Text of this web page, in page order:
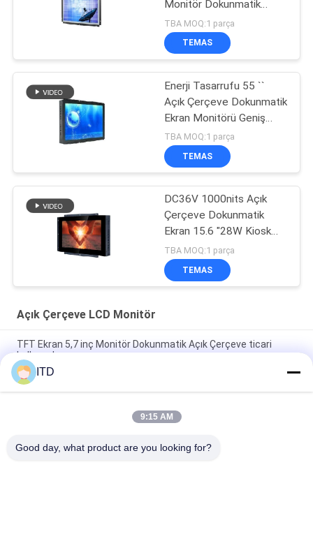
Monitör Dokunmatik
Ekran% 10-90 Nem
TBA MOQ:1 parça
TEMAS
Enerji Tasarrufu 55 ``
Açık Çerçeve Dokunmatik
Ekran Monitörü Geniş
Görüş Melekler
TBA MOQ:1 parça
TEMAS
DC36V 1000nits Açık
Çerçeve Dokunmatik
Ekran 15.6 "28W Kiosk
için Yüksek Parlaklık
TBA MOQ:1 parça
TEMAS
Açık Çerçeve LCD Monitör
TFT Ekran 5,7 inç Monitör Dokunmatik Açık Çerçeve ticari
kullanıcılar
6.5 inç TFT Panel Açık Çerçeve LCD Monitör Dokunmatik Ekran
Çözümleri
ITD Endüstriyel LCD Açık Çerçeve Monitör Ekran Görüntüleme
ITD
9:15 AM
Good day, what product are you looking for?